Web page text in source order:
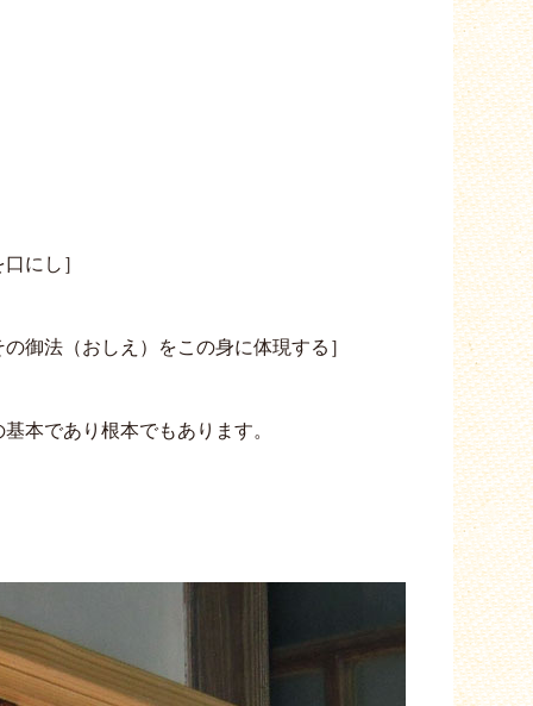
にし］
御法（おしえ）をこの身に体現する］
本であり根本でもあります。